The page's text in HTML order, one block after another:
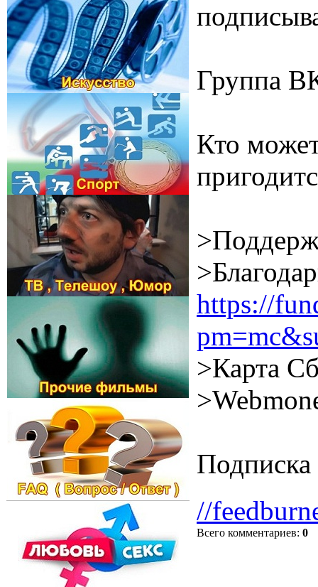
Группа
Кто
https://
>Карта
Подписка
//
Всего комментариев: 0